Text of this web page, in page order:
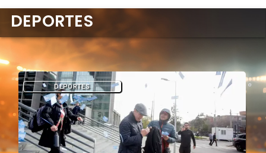
DEPORTES
DEPORTES